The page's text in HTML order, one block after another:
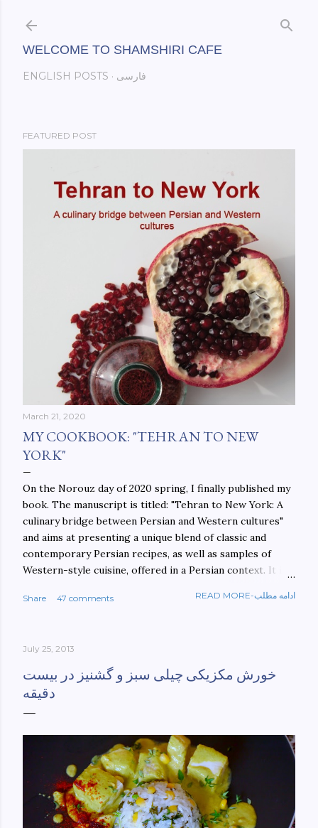
WELCOME TO SHAMSHIRI CAFE
ENGLISH POSTS فارسی
FEATURED POST
March 21, 2020
MY COOKBOOK: "TEHRAN TO NEW
YORK"
On the Norouz day of 2020 spring, I finally published my
book. The manuscript is titled: "Tehran to New York: A
culinary bridge between Persian and Western cultures"
and aims at presenting a unique blend of classic and
contemporary Persian recipes, as well as samples of
Western-style cuisine, offered in a Persian context. It is
walls. This book aims at constructing a bridge between
York-culinary-cultures-
ebook/dp/B0861H47GS/ref=sr_1_1?
dchild=1&keywords=tehran+to+new+york&qid=158481093
0&sr=8-1
Share 47 comments READ MORE-ادامه مطلب
July 25, 2013
خورش مکزیکی چیلی سبز و گشنیز در بیست
دقیقه